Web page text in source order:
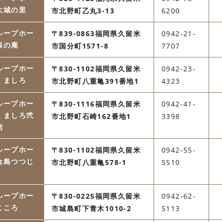
城の里
市北野町乙丸3-13
6200
ープホー
の庵
〒839-0863福岡県久留米
市国分町1571-8
0942-21-
7707
ープホー
ましろ
〒830-1102福岡県久留米
市北野町八重亀391番地1
0942-23-
4323
ープホー
ましろ弐
〒830-1116福岡県久留米
市北野町石崎162番地1
0942-41-
3398
ープホー
島つつじ
〒830-1102福岡県久留米
市北野町八重亀578-1
0942-55-
5510
ープホー
ころ
〒830-0225福岡県久留米
市城島町下青木1010-2
0942-62-
5113